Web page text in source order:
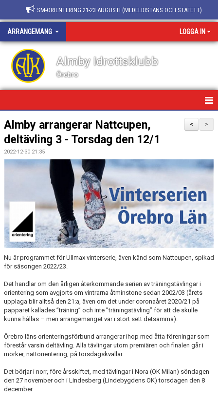
SM-ORIENTERING 21-23 AUGUSTI (MEDELDISTANS OCH STAFETT)
ARRANGEMANG LOGGA IN
Almby Idrottsklubb
Örebro
HEM/ARRANGEMANG
NATURPASSET
KNATTEKNATET
>
<
Almby arrangerar Nattcupen,
deltävling 3 - Torsdag den 12/1
2022-12-30 21:35
Nu är programmet för Ullmax vinterserie, även känd som Nattcupen, spikad
för säsongen 2022/23.
Det handlar om den årligen återkommande serien av träningstävlingar i
orientering som avgjorts om vintrarna åtminstone sedan 2002/03 (årets
upplaga blir alltså den 21:a, även om det under coronaåret 2020/21 på
papparet kallades ”träning” och inte ”träningstävling” för att de skulle
kunna hållas – men arrangemanget var i stort sett detsamma).
Örebro läns orienteringsförbund arrangerar ihop med åtta föreningar som
förestår varsin deltävling. Alla tävlingar utom premiären och finalen går i
mörker, nattorientering, på torsdagskvällar.
Det börjar i norr, före årsskiftet, med tävlingar i Nora (OK Milan) söndagen
den 27 november och i Lindesberg (Lindebygdens OK) torsdagen den 8
december.